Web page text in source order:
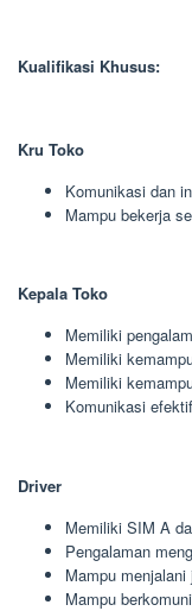
Kualifikasi Khusus:
Kru Toko
Komunikasi dan
Mampu bekerja
Kepala Toko
Memiliki
Memiliki
Memiliki
Komunikasi efektif
Driver
Memiliki SIM A
Pengalaman
Mampu
Mampu